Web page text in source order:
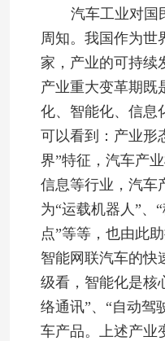
汽车工业对国
周知。我国作为世
家，产业的可持续
产业重大变革期既
化、智能化、信息
可以看到：产业形
界”特征，汽车产
信息等行业，汽车
为“运载机器人”、 “
点”等等，也由此
智能网联汽车的快
级看，智能化是核
络通讯”、 “自动驾
车产品。上述产业